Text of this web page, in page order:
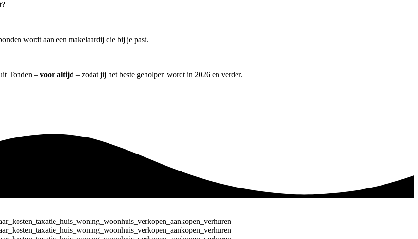
wordt aan een makelaardij die bij je past.
Tonden – voor altijd – zodat jij het beste geholpen wordt in 2026 en verder.